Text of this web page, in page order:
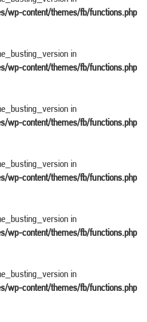
wp-content/themes/fb/functions.php
in
wp-content/themes/fb/functions.php
in
wp-content/themes/fb/functions.php
in
wp-content/themes/fb/functions.php
in
wp-content/themes/fb/functions.php
in
wp-content/themes/fb/functions.php